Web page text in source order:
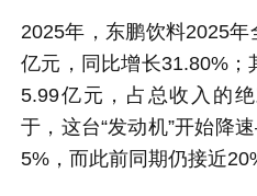
2025年，东鹏饮料2025
亿元，同比增长31.80%
5.99亿元，占总收入的
于，这台“发动机”开始降
5%，而此前同期仍接近